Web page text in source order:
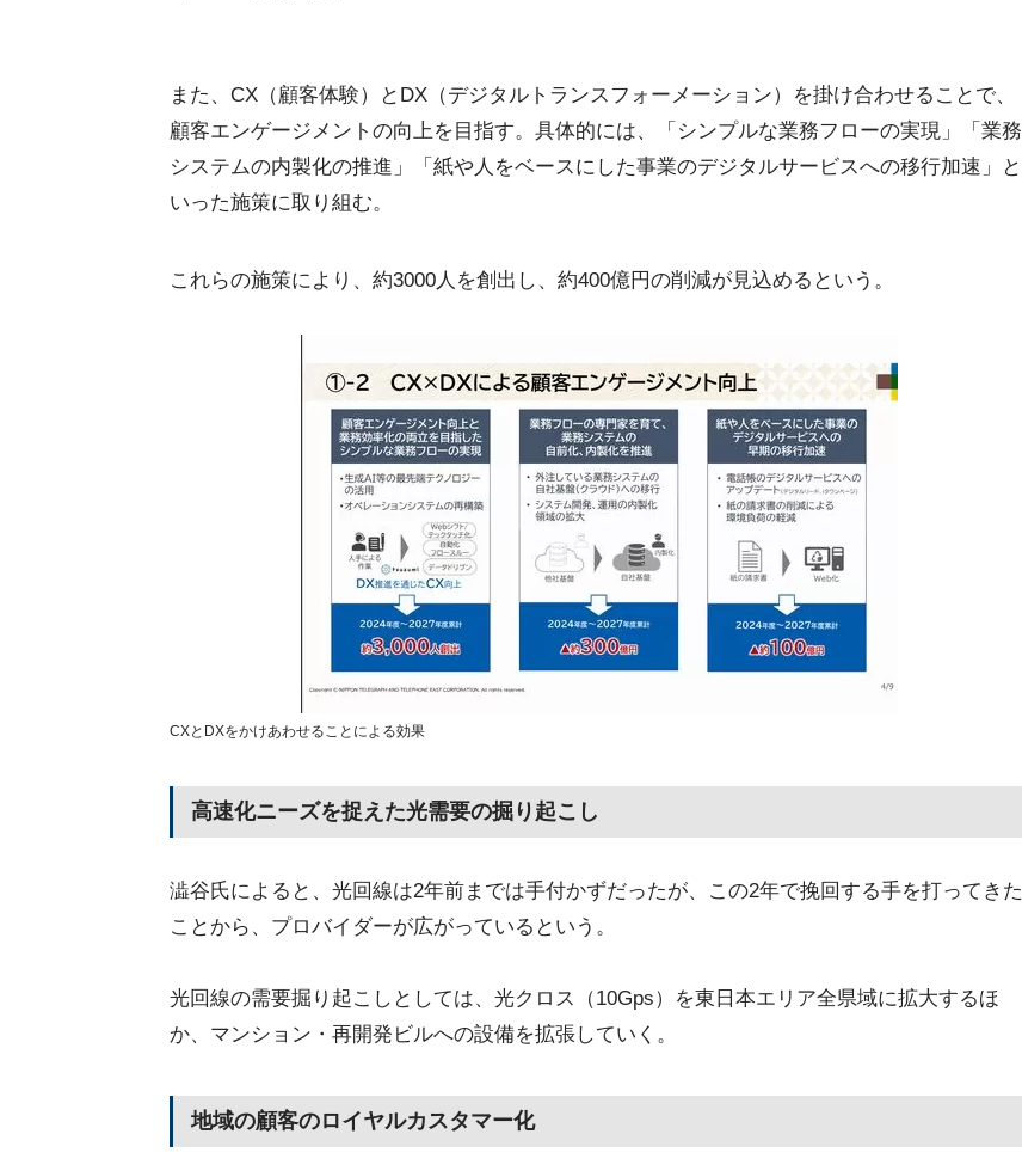
また、CX（顧客体験）とDX（デジタルトランスフォーメーション）を掛け合わせることで、
顧客エンゲージメントの向上を目指す。具体的には、「シンプルな業務フローの実現」「業務
システムの内製化の推進」「紙や人をベースにした事業のデジタルサービスへの移行加速」と
いった施策に取り組む。
これらの施策により、約3000人を創出し、約400億円の削減が見込めるという。
CXとDXをかけあわせることによる効果
高速化ニーズを捉えた光需要の掘り起こし
澁谷氏によると、光回線は2年前までは手付かずだったが、この2年で挽回する手を打ってきた
ことから、プロバイダーが広がっているという。
光回線の需要掘り起こしとしては、光クロス（10Gps）を東日本エリア全県域に拡大するほ
か、マンション・再開発ビルへの設備を拡張していく。
地域の顧客のロイヤルカスタマー化